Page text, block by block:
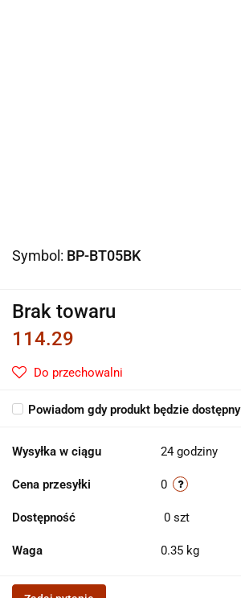
Symbol: BP-BT05BK
Brak towaru
114.29
Do przechowalni
Powiadom gdy produkt będzie dostępny
Wysyłka w ciągu 24 godziny
Cena przesyłki 0
Dostępność 0 szt
Waga 0.35 kg